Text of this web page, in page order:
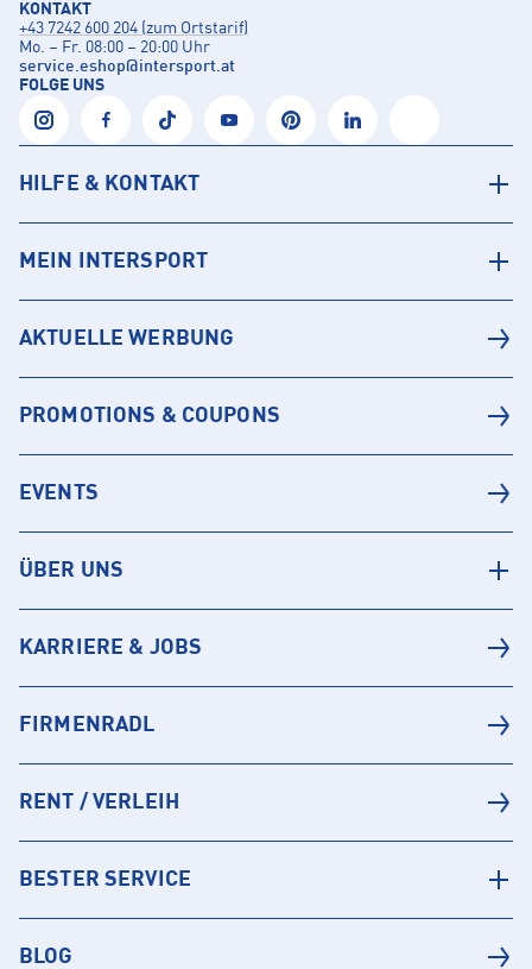
KONTAKT
+43 7242 600 204 (zum Ortstarif)
Mo. – Fr. 08:00 – 20:00 Uhr
service.eshop@intersport.at
FOLGE UNS
HILFE & KONTAKT
MEIN INTERSPORT
AKTUELLE WERBUNG
PROMOTIONS & COUPONS
EVENTS
ÜBER UNS
KARRIERE & JOBS
FIRMENRADL
RENT / VERLEIH
BESTER SERVICE
BLOG